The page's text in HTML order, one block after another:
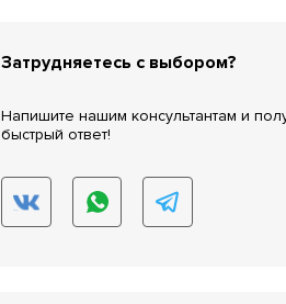
Затрудняетесь с выбором?
Напишите нашим консультантам и
быстрый ответ!